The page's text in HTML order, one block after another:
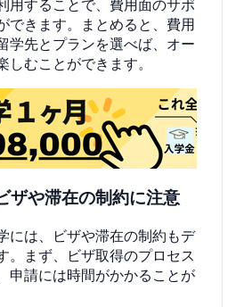
用することで、費用面のサポ
できます。まとめると、費用
学先とプランを選べば、オー
しむことができます。
ザや滞在の制約に注意
には、ビザや滞在の制約もデ
。まず、ビザ取得のプロセス
申請には時間がかかることが